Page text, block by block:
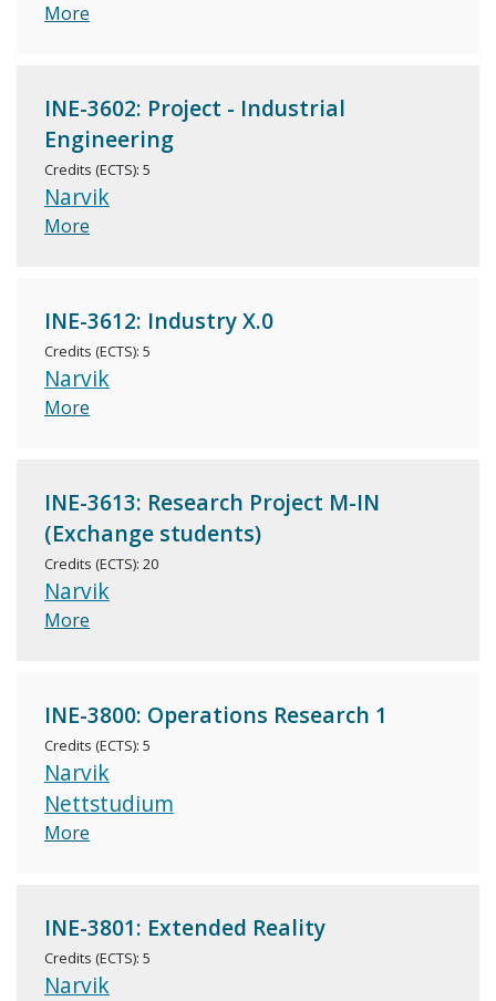
More
INE-3602: Project - Industrial
Engineering
Credits (ECTS): 5
Narvik
More
INE-3612: Industry X.0
Credits (ECTS): 5
Narvik
More
INE-3613: Research Project M-IN
(Exchange students)
Credits (ECTS): 20
Narvik
More
INE-3800: Operations Research 1
Credits (ECTS): 5
Narvik
Nettstudium
More
INE-3801: Extended Reality
Credits (ECTS): 5
Narvik